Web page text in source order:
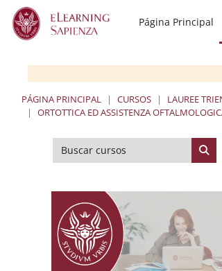
Salta al contenido principal
Página Principal
PÁGINA PRINCIPAL CURSOS LAUREE
ORTOTTICA ED ASSISTENZA
Buscar cursos